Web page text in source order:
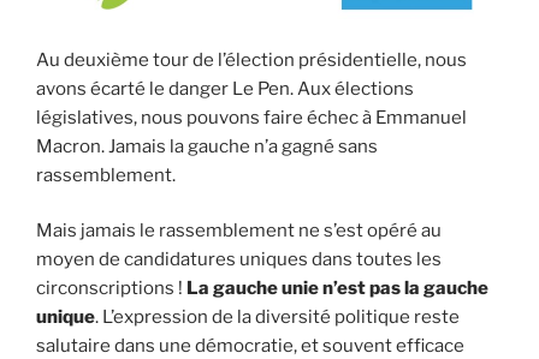
Au deuxième tour de l’élection présidentielle, nous
avons écarté le danger Le Pen. Aux élections
législatives, nous pouvons faire échec à Emmanuel
Macron. Jamais la gauche n’a gagné sans
rassemblement.
Mais jamais le rassemblement ne s’est opéré au
moyen de candidatures uniques dans toutes les
circonscriptions ! La gauche unie n’est pas la gauche
unique. L’expression de la diversité politique reste
salutaire dans une démocratie, et souvent efficace